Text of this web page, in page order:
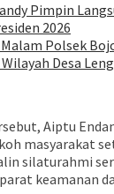
Pimpin
2026
Polsek
Desa
Aiptu
masyarakat
silaturahmi
keamanan